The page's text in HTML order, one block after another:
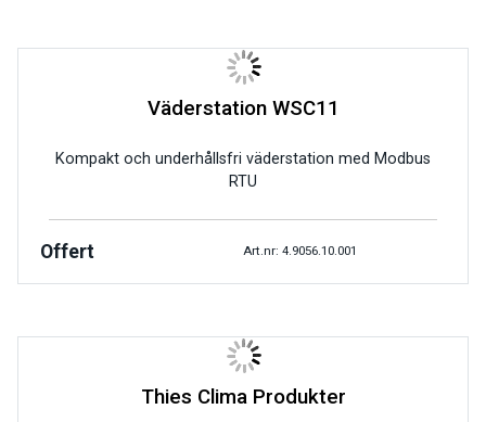
Väderstation WSC11
Kompakt och underhållsfri väderstation med Modbus
RTU
Offert Art.nr: 4.9056.10.001
Thies Clima Produkter